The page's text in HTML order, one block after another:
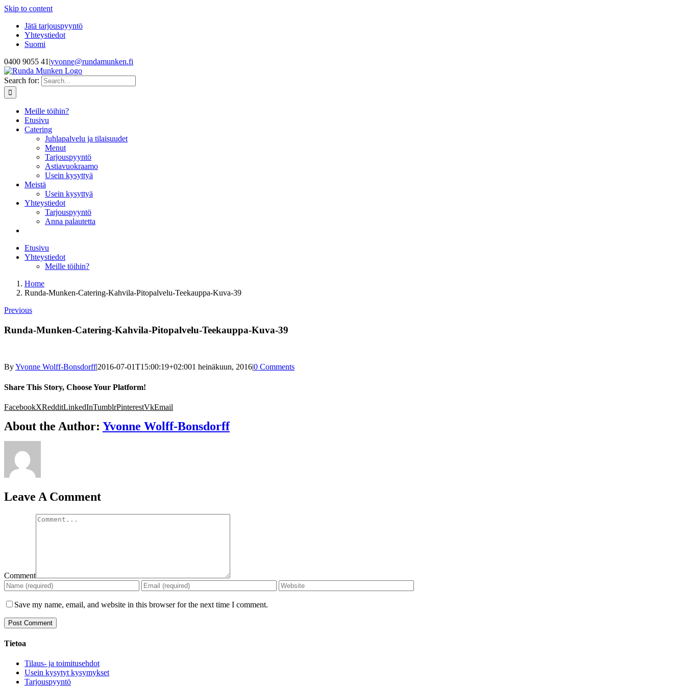
Skip to content
Jätä tarjouspyyntö
Yhteystiedot
Suomi
0400 9055 41 |yvonne@rundamunken.fi
Search for:
Meille töihin?
Etusivu
Catering
Juhlapalvelu ja tilaisuudet
Menut
Tarjouspyyntö
Astiavuokraamo
Usein kysyttyä
Meistä
Usein kysyttyä
Yhteystiedot
Tarjouspyyntö
Anna palautetta
Etusivu
Yhteystiedot
Meille töihin?
Home
Runda-Munken-Catering-Kahvila-Pitopalvelu-Teekauppa-Kuva-39
Previous
Runda-Munken-Catering-Kahvila-Pitopalvelu-Teekauppa-Kuva-39
ByYvonne Wolff-Bonsdorff|2016-07-01T15:00:19+02:001 heinäkuun, 2016|0 Comments
Share This Story, Choose Your Platform!
FacebookXRedditLinkedInTumblrPinterestVkEmail
About the Author: Yvonne Wolff-Bonsdorff
Leave A Comment
Comment
Save my name, email, and website in this browser for the next time I comment.
Tietoa
Tilaus- ja toimitusehdot
Usein kysytyt kysymykset
Tarjouspyyntö